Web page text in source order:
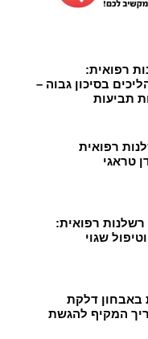
רפואית:
בסיכון גבוה –
תביעות
רפואית
טראגי
רשלנות רפואית:
שגוי
באבחון דלקת
המקיף להגשת